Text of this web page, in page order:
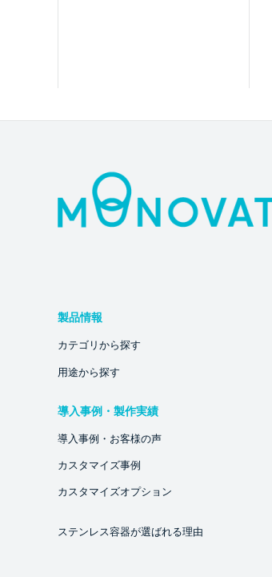
製品情報
カテゴリから探す
用途から探す
導入事例・製作実績
導入事例・お客様の声
カスタマイズ事例
カスタマイズオプション
ステンレス容器が選ばれる理由